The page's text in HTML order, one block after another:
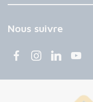
Nous suivre